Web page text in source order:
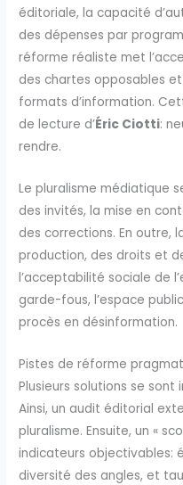
éditoriale, la capacité
des dépenses par
réforme réaliste met
des chartes opposables
formats d’information.
de lecture d’Éric Ciotti:
rendre.
Le pluralisme médiatique
des invités, la mise en
des corrections. En outre,
production, des droits et
l’acceptabilité sociale de
garde-fous, l’espace
procès en désinformation.
Pistes de réforme
Plusieurs solutions se sont
Ainsi, un audit éditorial
pluralisme. Ensuite, un «
indicateurs objectivables:
diversité des angles, et